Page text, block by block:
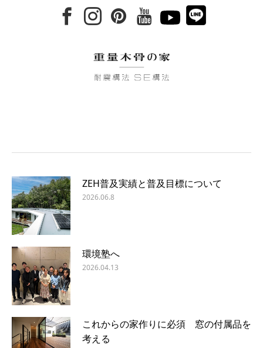
ZEH普及実績と普及目標について
2026.06.8
環境塾へ
2026.04.13
これからの家作りに必須 窓の付属品を
考える